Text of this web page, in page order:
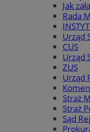
Jak
Rada
Urząd
CUS
Urząd
ZUS
Urząd
Straż
Straż
Sąd